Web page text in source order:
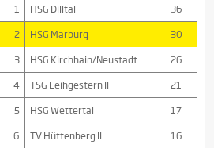
1
HSG Dilltal
36
2
HSG Marburg
30
3
HSG Kirchhain/Neustadt
26
4
TSG Leihgestern II
21
5
HSG Wettertal
17
6
TV Hüttenberg II
16